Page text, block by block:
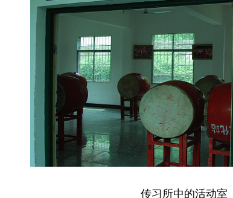
传习所中的活动室